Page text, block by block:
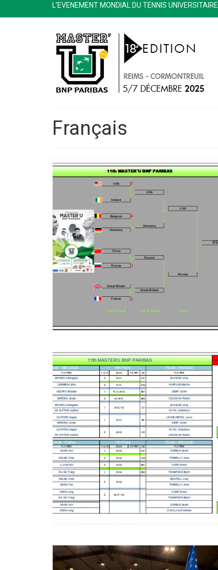
L’EVENEMENT MONDIAL DU TENNIS UNIVERSITAIRE
Français